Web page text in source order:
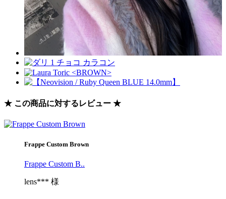
★ この商品に対するレビュー ★
Frappe Custom Brown
Frappe Custom B..
lens*** 様